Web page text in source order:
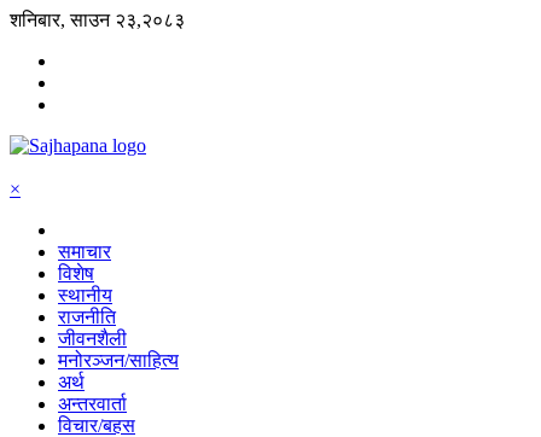
शनिबार, साउन २३,२०८३
×
समाचार
विशेष
स्थानीय
राजनीति
जीवनशैली
मनोरञ्जन/साहित्य
अर्थ
अन्तरवार्ता
विचार/बहस